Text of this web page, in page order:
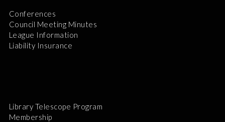
Conferences
Council Meeting Minutes
League Information
Liability Insurance
Library Telescope Program
Membership